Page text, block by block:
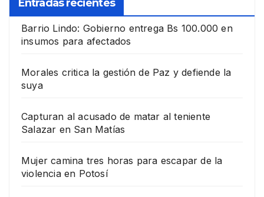
Entradas recientes
Barrio Lindo: Gobierno entrega Bs 100.000 en
insumos para afectados
Morales critica la gestión de Paz y defiende la
suya
Capturan al acusado de matar al teniente
Salazar en San Matías
Mujer camina tres horas para escapar de la
violencia en Potosí